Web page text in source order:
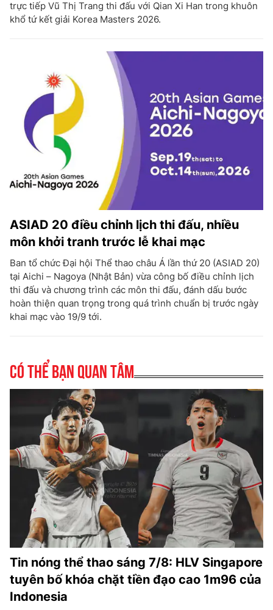
trực tiếp Vũ Thị Trang thi đấu với Qian Xi Han trong khuôn
khổ tứ kết giải Korea Masters 2026.
ASIAD 20 điều chỉnh lịch thi đấu, nhiều
môn khởi tranh trước lễ khai mạc
Ban tổ chức Đại hội Thể thao châu Á lần thứ 20 (ASIAD 20)
tại Aichi – Nagoya (Nhật Bản) vừa công bố điều chỉnh lịch
thi đấu và chương trình các môn thi đấu, đánh dấu bước
hoàn thiện quan trọng trong quá trình chuẩn bị trước ngày
khai mạc vào 19/9 tới.
Có thể bạn quan tâm
Tin nóng thể thao sáng 7/8: HLV Singapore
tuyên bố khóa chặt tiền đạo cao 1m96 của
Indonesia